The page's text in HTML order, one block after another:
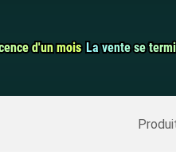
d'un mois
d'un mois La vente se
La vente se
Récupérer les données